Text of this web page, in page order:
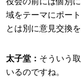
域をテーマにポー
とは別に意見交換
太子堂： そういう
いるのですね。